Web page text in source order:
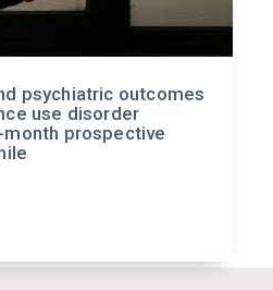
psychiatric outcomes
use disorder
prospective